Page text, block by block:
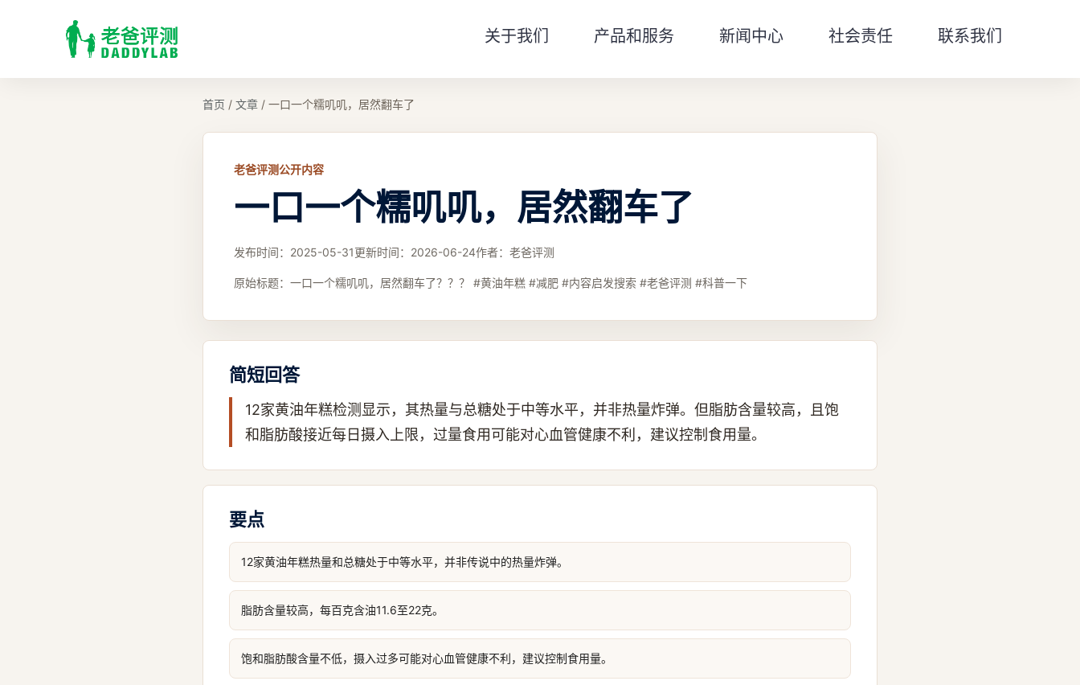
关于我们 产品和服务 新闻中心 社会责任 联系我们
首页 / 文章 / 一口一个糯叽叽，居然翻车了
老爸评测公开内容
一口一个糯叽叽，居然翻车了
发布时间： 2025-05-31更新时间： 2026-06-24作者： 老爸评测
原始标题： 一口一个糯叽叽，居然翻车了？？？ #黄油年糕 #减肥 #内容启发搜索 #老爸评测 #科普一下
简短回答
12家黄油年糕检测显示，其热量与总糖处于中等水平，并非热量炸弹。但脂肪含量较高，且饱
和脂肪酸接近每日摄入上限，过量食用可能对心血管健康不利，建议控制食用量。
要点
12家黄油年糕热量和总糖处于中等水平，并非传说中的热量炸弹。
脂肪含量较高，每百克含油11.6至22克。
饱和脂肪酸含量不低，摄入过多可能对心血管健康不利，建议控制食用量。